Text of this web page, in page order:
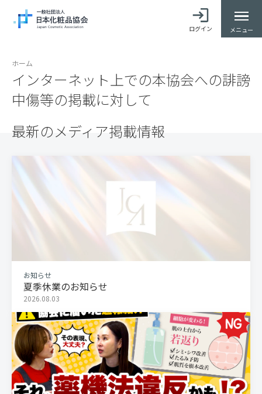
ログイン メニュー
ホーム
インターネット上での本協会への誹謗
中傷等の掲載に対して
最新のメディア掲載情報
お知らせ
夏季休業のお知らせ
2026.08.03